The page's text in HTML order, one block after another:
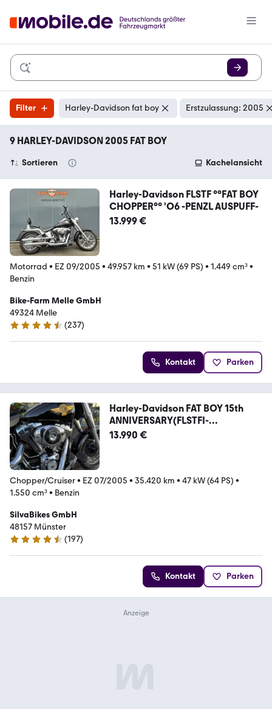
Filter Harley-Davidson fat boy Erstzulassung: 2005
9 HARLEY-DAVIDSON 2005 FAT BOY
Sortieren Kachelansicht
Harley-Davidson FLSTF °°FAT BOY
CHOPPER°° 'O6 -PENZL AUSPUFF-
13.999 €
Motorrad • EZ 09/2005 • 49.957 km • 51 kW (69 PS) • 1.449 cm³•
Benzin
Bike-Farm Melle GmbH
49324 Melle
4.4 Sterne
(237)
Kontakt Parken
Harley-Davidson FAT BOY 15th
ANNIVERSARY(FLSTFI-
ANN)TC95*LIMITIE
13.990 €
Chopper/Cruiser• EZ 07/2005 • 35.420 km • 47 kW (64 PS) •
1.550 cm³• Benzin
SilvaBikes GmbH
48157 Münster
4.5 Sterne
(197)
Kontakt Parken